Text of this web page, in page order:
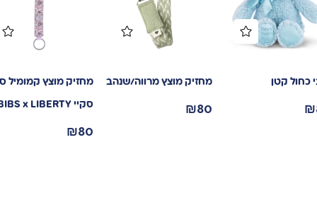
כחול קטן
₪
מחזיק מוצץ מרווה/שנהב
₪80
מחזיק מוצץ קמומיל
סקיי BIBS x LIBERTY
₪80